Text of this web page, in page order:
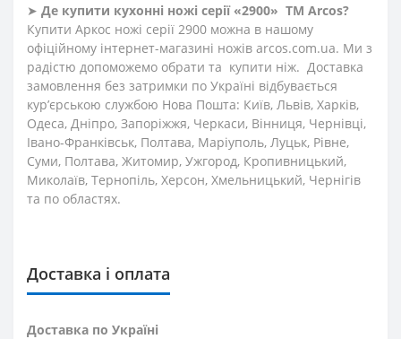
➤ Де купити кухонні ножі серії «2900» ТМ Arcos?
Купити Аркос ножі серії 2900 можна в нашому
офіційному інтернет-магазині ножів arcos.com.ua. Ми з
радістю допоможемо обрати та купити ніж. Доставка
замовлення без затримки по Україні відбувається
кур’єрською службою Нова Пошта: Київ, Львів, Харків,
Одеса, Дніпро, Запоріжжя, Черкаси, Вінниця, Чернівці,
Івано-Франківськ, Полтава, Маріуполь, Луцьк, Рівне,
Суми, Полтава, Житомир, Ужгород, Кропивницький,
Миколаїв, Тернопіль, Херсон, Хмельницький, Чернігів
та по областях.
Доставка і оплата
Доставка по Україні